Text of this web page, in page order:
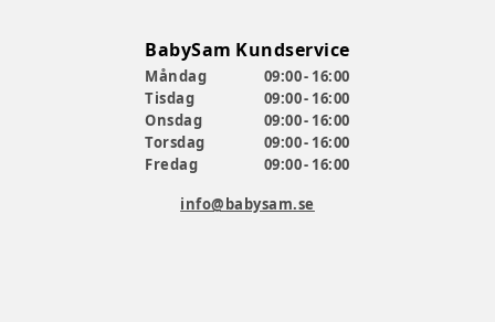
BabySam Kundservice
Måndag
09:00 - 16:00
Tisdag
09:00 - 16:00
Onsdag
09:00 - 16:00
Torsdag
09:00 - 16:00
Fredag
09:00 - 16:00
info@babysam.se